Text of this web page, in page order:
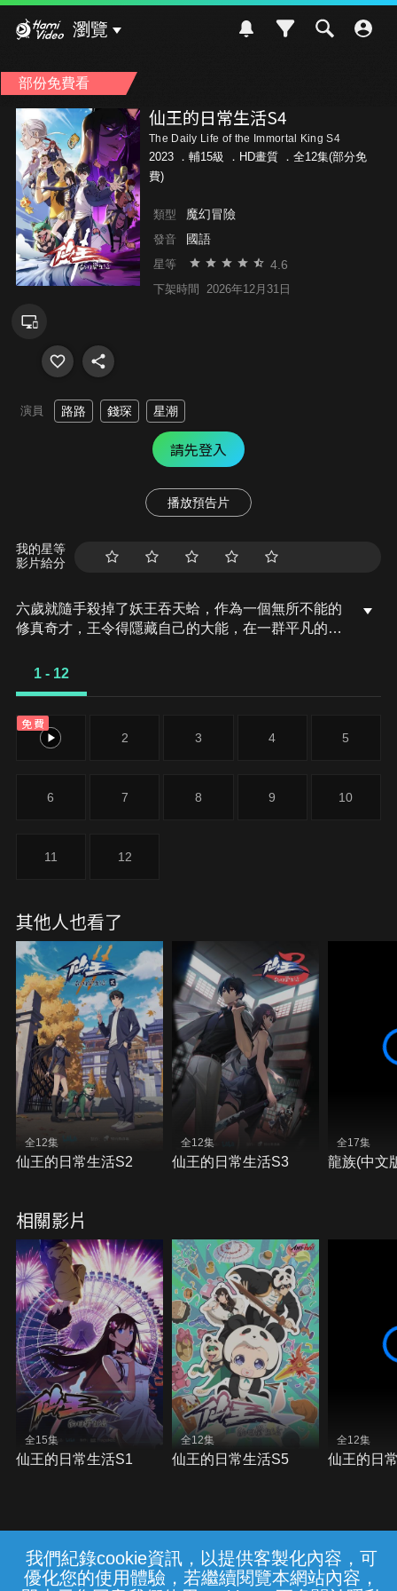
我們紀錄cookie資訊，以提供客製化內容，可
優化您的使用體驗，若繼續閱覽本網站內容，
瀏覽
部份免費看
仙王的日常生活S4
The Daily Life of the Immortal King S4
2023 ． 輔15級
．HD畫質 ．全12集(部分免
費)
類型 魔幻冒險
發音 國語
星等 4.6
下架時間 2026年12月31日
演員 路路 錢琛 星潮
請先登入
播放預告片
我的星等
影片給分
六歲就隨手殺掉了妖王吞天蛤，作為一個無所不能的
修真奇才，王令得隱藏自己的大能，在一群平凡的修
聲名，這個年輕人都不在意。無論豪門千金孫蓉的愛
去小賣部買乾脆麵的路上。這樣的他，和四個隊友一
起在論劍比賽中遭遇豪門高校的挑戰，而之前暗殺失
1 - 12
免費
1 2 3 4 5
6 7 8 9 10
11 12
其他人也看了
全12集
仙王的日常生活S2
全12集
仙王的日常生活S3
全17集
龍族(中文
相關影片
全15集
仙王的日常生活S1
全12集
仙王的日常生活S5
全12集
仙王的日
常見問題 線上客服 服務條款 隱私權保護
{{notifyMsg}}